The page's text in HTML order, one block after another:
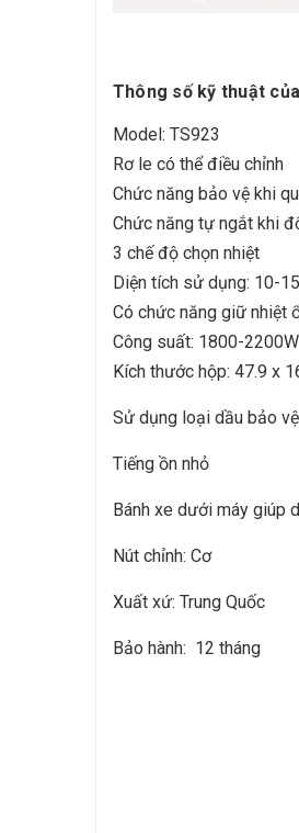
Thông số kỹ thuật
Model: TS923
Rơ le có thể điều chỉnh
Chức năng bảo vệ khi
Chức năng tự ngắt khi
3 chế độ chọn nhiệt
Diện tích sử dụng: 10-
Có chức năng giữ nhiệt
Công suất: 1800-2200W
Kích thước hộp: 47.9 x
Sử dụng loại dầu bảo
Tiếng ồn nhỏ
Bánh xe dưới máy giúp
Nút chỉnh: Cơ
Xuất xứ: Trung Quốc
Bảo hành: 12 tháng